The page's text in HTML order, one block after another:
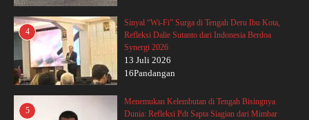
4
Sinyal “Wi-Fi” Surga di Tengah Deru Ibu Kota,
Refleksi Dalie Sutanto dari Indonesia Berdoa
Synergi 2026
13 Juli 2026
16Pandangan
5
Menemukan Kelembutan di Tengah Bisingnya
Dunia: Refleksi Pdt Sapta Siagian dari Mimbar